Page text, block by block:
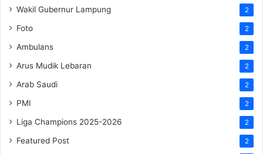
Wakil Gubernur Lampung 2
Foto 2
Ambulans 2
Arus Mudik Lebaran 2
Arab Saudi 2
PMI 2
Liga Champions 2025-2026 2
Featured Post 2